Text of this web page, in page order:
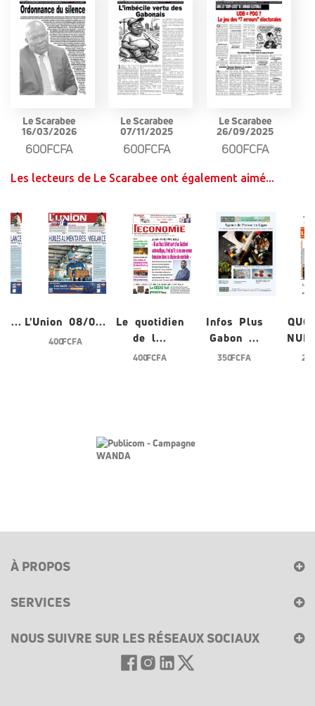
Le Scarabee
16/03/2026
600FCFA
Le Scarabee
07/11/2025
600FCFA
Le Scarabee
26/09/2025
600FCFA
Les lecteurs de Le Scarabee ont également aimé...
0... L'Union 08/0...
400 FCFA
Le quotidien
de l...
400 FCFA
Infos Plus
Gabon ...
350 FCFA
À PROPOS
SERVICES
NOUS SUIVRE SUR LES RÉSEAUX SOCIAUX